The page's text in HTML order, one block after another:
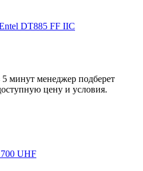
DT885 FF IIC
5 минут менеджер подберет
цену и условия.
UHF